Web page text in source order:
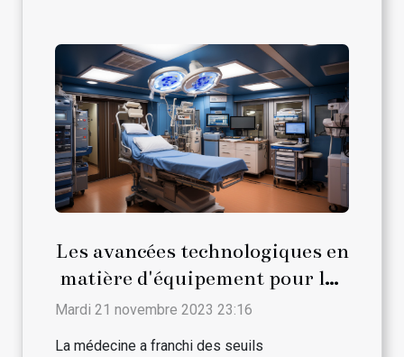
Les avancées technologiques en
matière d'équipement pour les
salles d'opération
Mardi 21 novembre 2023 23:16
La médecine a franchi des seuils